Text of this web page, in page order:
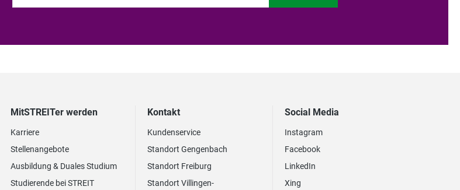
MitSTREITer werden
Karriere
Stellenangebote
Ausbildung & Duales Studium
Studierende bei STREIT
Kontakt
Kundenservice
Standort Gengenbach
Standort Freiburg
Standort Villingen-
Social Media
Instagram
Facebook
LinkedIn
Xing